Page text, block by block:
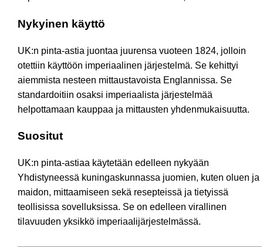
Nykyinen käyttö
UK:n pinta-astia juontaa juurensa vuoteen 1824, jolloin
otettiin käyttöön imperiaalinen järjestelmä. Se kehittyi
aiemmista nesteen mittaustavoista Englannissa. Se
standardoitiin osaksi imperiaalista järjestelmää
helpottamaan kauppaa ja mittausten yhdenmukaisuutta.
Suositut
UK:n pinta-astiaa käytetään edelleen nykyään
Yhdistyneessä kuningaskunnassa juomien, kuten oluen ja
maidon, mittaamiseen sekä resepteissä ja tietyissä
teollisissa sovelluksissa. Se on edelleen virallinen
tilavuuden yksikkö imperiaalijärjestelmässä.